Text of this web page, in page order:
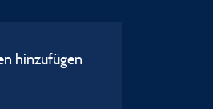
hinzufügen